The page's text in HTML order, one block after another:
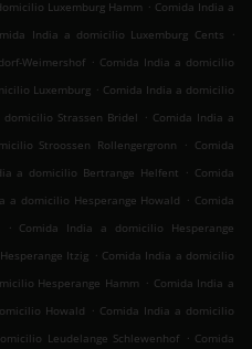
Luxemburg Hamm . Comida India a
India a domicilio Luxemburg Cents
.
Weimershof . Comida India a domicilio
Luxemburg . Comida India a domicilio
domicilio Strassen Bridel . Comida India a
Stroossen Rollengergronn . Comida
a domicilio Bertrange Helfent . Comida
a domicilio Hesperange Howald . Comida
. Comida India a domicilio Hesperange
Itzig . Comida India a domicilio
Hesperange Hamm . Comida India a
Howald . Comida India a domicilio
Leudelange Schlewenhof . Comida